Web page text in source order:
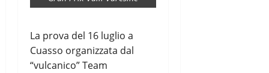
La prova del 16 luglio a
Cuasso organizzata dal
“vulcanico” Team